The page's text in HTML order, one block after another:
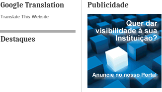
Google Translation
Translate This Website
Destaques
Publicidade